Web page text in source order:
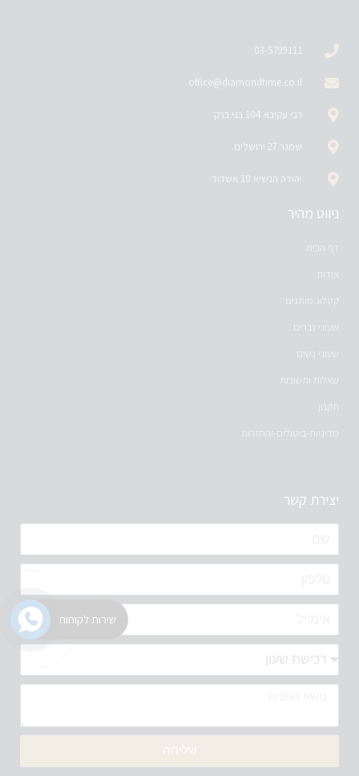
03-5799111
office@diamondtime.co.il
רבי עקיבא 104 בני ברק
שמגר 27 ירושלים
יהודה הנשיא 10 אשדוד
ניווט מהיר
דף הבית
אודות
קטלוג מותגים
שעוני גברים
שעוני נשים
שאלות ותשובות
תקנון
מדיניות-ביטולים-והחזרות
יצירת קשר
שליחה
שירות לקוחות